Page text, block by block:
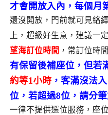
才會開放入內，每個月
還沒開放，門前就可見絡
上，超級好生意，建議一
望海訂位時間 ，常訂位時
有保留後補座位，但若
約等1小時 ，客滿沒法
位，若超過8位，請分
一律不提供選位服務，座